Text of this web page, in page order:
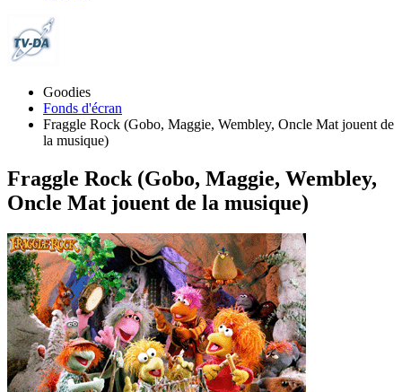
Goodies
Fonds d'écran
Fraggle Rock (Gobo, Maggie, Wembley, Oncle Mat jouent de
la musique)
Fraggle Rock (Gobo, Maggie, Wembley,
Oncle Mat jouent de la musique)